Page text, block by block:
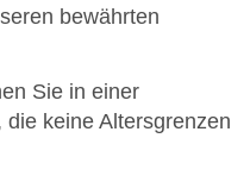
bewährten
Sie in einer
keine Altersgrenzen